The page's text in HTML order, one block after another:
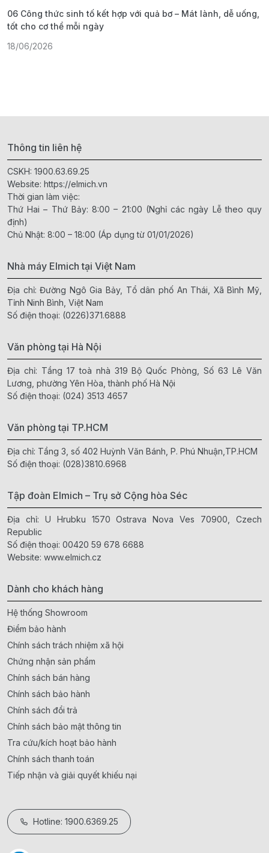
06 Công thức sinh tố kết hợp với quả bơ – Mát lành, dễ uống,
tốt cho cơ thể mỗi ngày
18/06/2026
Thông tin liên hệ
CSKH: 1900.63.69.25
Website: https://elmich.vn
Thời gian làm việc:
Thứ Hai – Thứ Bảy: 8:00 – 21:00 (Nghỉ các ngày Lễ theo quy
định)
Chủ Nhật: 8:00 – 18:00 (Áp dụng từ 01/01/2026)
Nhà máy Elmich tại Việt Nam
Địa chỉ: Đường Ngô Gia Bảy, Tổ dân phố An Thái, Xã Bình Mỹ,
Tỉnh Ninh Bình, Việt Nam
Số điện thoại: (0226)371.6888
Văn phòng tại Hà Nội
Địa chỉ: Tầng 17 toà nhà 319 Bộ Quốc Phòng, Số 63 Lê Văn
Lương, phường Yên Hòa, thành phố Hà Nội
Số điện thoại: (024) 3513 4657
Văn phòng tại TP.HCM
Địa chỉ: Tầng 3, số 402 Huỳnh Văn Bánh, P. Phú Nhuận,TP.HCM
Số điện thoại: (028)3810.6968
Tập đoàn Elmich – Trụ sở Cộng hòa Séc
Địa chỉ: U Hrubku 1570 Ostrava Nova Ves 70900, Czech
Republic
Số điện thoại: 00420 59 678 6688
Website: www.elmich.cz
Dành cho khách hàng
Hệ thống Showroom
Điểm bảo hành
Chính sách trách nhiệm xã hội
Chứng nhận sản phẩm
Chính sách bán hàng
Chính sách bảo hành
Chính sách đổi trả
Chính sách bảo mật thông tin
Tra cứu/kích hoạt bảo hành
Chính sách thanh toán
Tiếp nhận và giải quyết khiếu nại
Hotline: 1900.6369.25